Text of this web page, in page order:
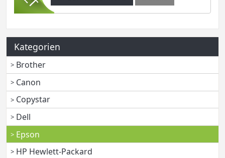
Kategorien
Brother
Canon
Copystar
Dell
Epson
HP Hewlett-Packard